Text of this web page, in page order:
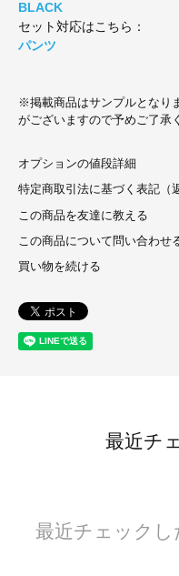
BLACK
セット対応はこちら：
パンツ
※掲載商品はサンプルとなり
がございますので予めご了承
オプションの値段詳細
特定商取引法に基づく表記（
この商品を友達に教える
この商品について問い合わせ
買い物を続ける
最近チ
最近チェック